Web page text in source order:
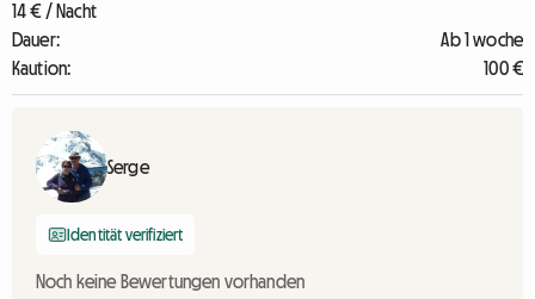
14 € / Nacht
Dauer:
Ab 1 woche
Kaution:
100 €
Serge
Identität verifiziert
Noch keine Bewertungen vorhanden